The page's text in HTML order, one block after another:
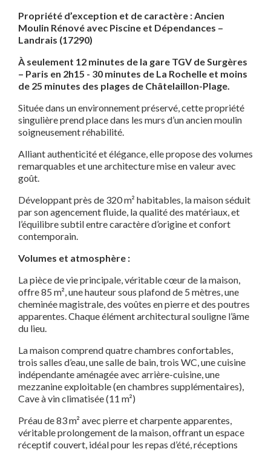
Propriété d’exception et de caractère : Ancien
Moulin Rénové avec Piscine et Dépendances –
Landrais (17290)
À seulement 12 minutes de la gare TGV de Surgères
– Paris en 2h15 - 30 minutes de La Rochelle et moins
de 25 minutes des plages de Châtelaillon-Plage.
Située dans un environnement préservé, cette propriété
singulière prend place dans les murs d’un ancien moulin
soigneusement réhabilité.
Alliant authenticité et élégance, elle propose des volumes
remarquables et une architecture mise en valeur avec
goût.
Développant près de 320 m² habitables, la maison séduit
par son agencement fluide, la qualité des matériaux, et
l’équilibre subtil entre caractère d’origine et confort
contemporain.
Volumes et atmosphère :
La pièce de vie principale, véritable cœur de la maison,
offre 85 m², une hauteur sous plafond de 5 mètres, une
cheminée magistrale, des voûtes en pierre et des poutres
apparentes. Chaque élément architectural souligne l’âme
du lieu.
La maison comprend quatre chambres confortables,
trois salles d’eau, une salle de bain, trois WC, une cuisine
indépendante aménagée avec arrière-cuisine, une
mezzanine exploitable (en chambres supplémentaires),
Cave à vin climatisée (11 m²)
Préau de 83 m² avec pierre et charpente apparentes,
véritable prolongement de la maison, offrant un espace
réceptif couvert, idéal pour les repas d’été, réceptions